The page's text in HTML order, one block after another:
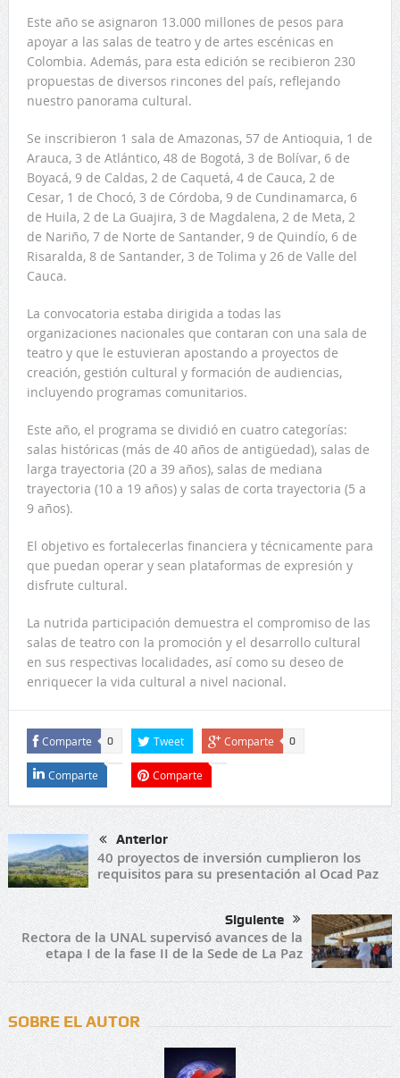
Este año se asignaron 13.000 millones de pesos para
apoyar a las salas de teatro y de artes escénicas en
Colombia. Además, para esta edición se recibieron 230
propuestas de diversos rincones del país, reflejando
nuestro panorama cultural.
Se inscribieron 1 sala de Amazonas, 57 de Antioquia, 1 de
Arauca, 3 de Atlántico, 48 de Bogotá, 3 de Bolívar, 6 de
Boyacá, 9 de Caldas, 2 de Caquetá, 4 de Cauca, 2 de
Cesar, 1 de Chocó, 3 de Córdoba, 9 de Cundinamarca, 6
de Huila, 2 de La Guajira, 3 de Magdalena, 2 de Meta, 2
de Nariño, 7 de Norte de Santander, 9 de Quindío, 6 de
Risaralda, 8 de Santander, 3 de Tolima y 26 de Valle del
Cauca.
La convocatoria estaba dirigida a todas las
organizaciones nacionales que contaran con una sala de
teatro y que le estuvieran apostando a proyectos de
creación, gestión cultural y formación de audiencias,
incluyendo programas comunitarios.
Este año, el programa se dividió en cuatro categorías:
salas históricas (más de 40 años de antigüedad), salas de
larga trayectoria (20 a 39 años), salas de mediana
trayectoria (10 a 19 años) y salas de corta trayectoria (5 a
9 años).
El objetivo es fortalecerlas financiera y técnicamente para
que puedan operar y sean plataformas de expresión y
disfrute cultural.
La nutrida participación demuestra el compromiso de las
salas de teatro con la promoción y el desarrollo cultural
en sus respectivas localidades, así como su deseo de
enriquecer la vida cultural a nivel nacional.
Comparte 0 Tweet Comparte 0
Comparte Comparte
Anterior
40 proyectos de inversión cumplieron los
requisitos para su presentación al Ocad Paz
Siguiente
Rectora de la UNAL supervisó avances de la
etapa I de la fase II de la Sede de La Paz
SOBRE EL AUTOR